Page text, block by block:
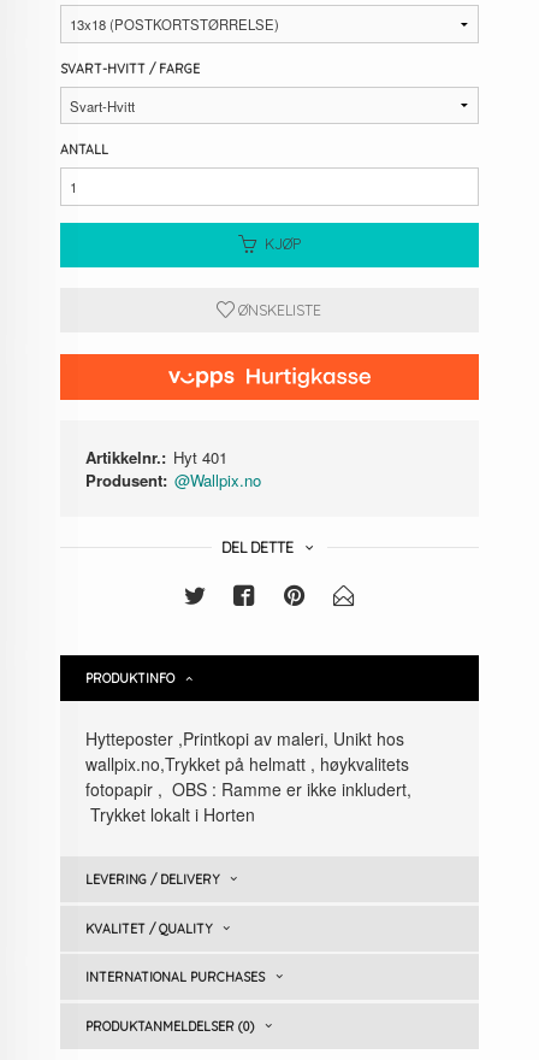
SVART-HVITT / FARGE
ANTALL
KJØP
ØNSKELISTE
Artikkelnr.: Hyt 401
Produsent: @Wallpix.no
DEL DETTE
PRODUKTINFO
Hytteposter ,Printkopi av maleri, Unikt hos
wallpix.no,Trykket på helmatt , høykvalitets
fotopapir , OBS : Ramme er ikke inkludert,
Trykket lokalt i Horten
LEVERING / DELIVERY
KVALITET / QUALITY
INTERNATIONAL PURCHASES
PRODUKTANMELDELSER (0)